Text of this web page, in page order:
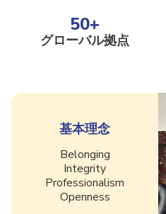
50+
グローバル拠点
基本理念
Belonging
Integrity
Professionalism
Openness